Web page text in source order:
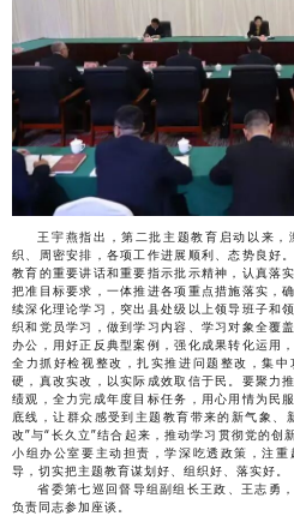
王宇燕指出，第二批主题教育启动以来
织、周密安排，各项工作进展顺利、态势良好
教育的重要讲话和重要指示批示精神，认真落
把准目标要求，一体推进各项重点措施落实，
续深化理论学习，突出县处级以上领导班子和
织和党员学习，做到学习内容、学习对象全覆
办公，用好正反典型案例，强化成果转化运用
全力抓好检视整改，扎实推进问题整改，集
硬，真改实改，以实际成效取信于民。要聚力
绩观，全力完成年度目标任务，用心用情为民
底线，让群众感受到主题教育带来的新气象、
改”与“长久立”结合起来，推动学习贯彻党的
小组办公室要主动担责，学深吃透政策，注
导，切实把主题教育谋划好、组织好、落实好。
省委第七巡回督导组副组长王政、王志勇
负责同志参加座谈。